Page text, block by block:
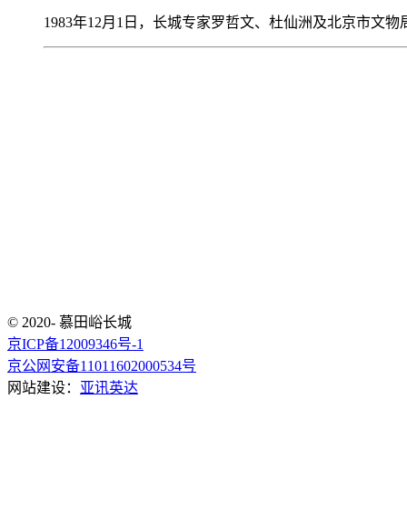
1983年12月1日，长城专家罗哲文、杜仙洲及北京市文
© 2020- 慕田峪长城
京ICP备12009346号-1
京公网安备11011602000534号
网站建设： 亚讯英达